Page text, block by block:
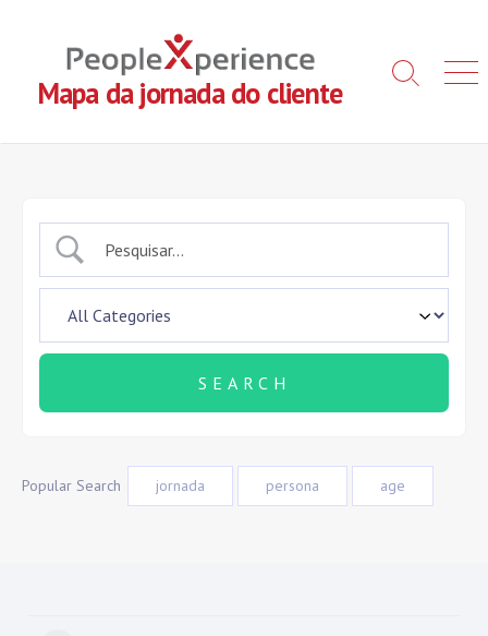
content
Mapa da jornada do cliente
Search
Popular Search jornada persona age